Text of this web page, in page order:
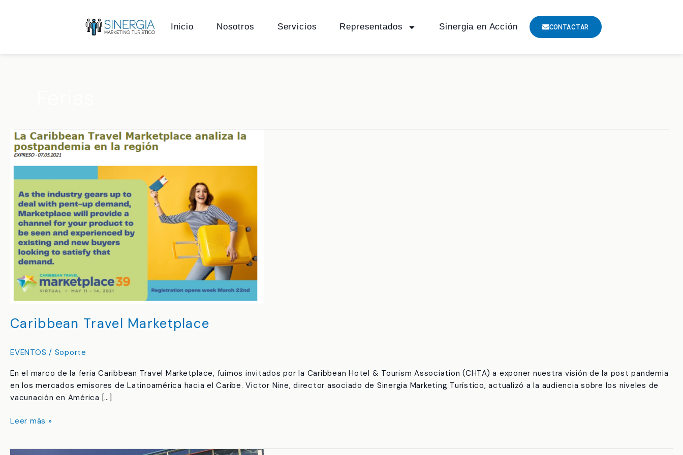
Inicio Nosotros Servicios Representados Sinergia en Acción CONTACTAR
Caribbean Travel Marketplace
EVENTOS / Soporte
En el marco de la feria Caribbean Travel Marketplace, fuimos invitados por la Caribbean Hotel & Tourism Association (CHTA) a exponer nuestra visión de la post pandemia
en los mercados emisores de Latinoamérica hacia el Caribe. Victor Nine, director asociado de Sinergia Marketing Turístico, actualizó a la audiencia sobre los niveles de
vacunación en América […]
Caribbean
Travel
Marketplace
Leer más »